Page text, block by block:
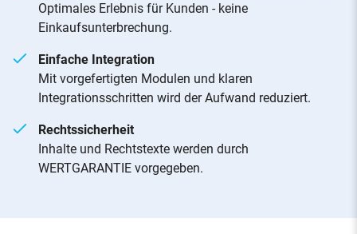
Optimales Erlebnis für Kunden - keine
Einkaufsunterbrechung.
Einfache Integration
Mit vorgefertigten Modulen und klaren
Integrationsschritten wird der Aufwand reduziert.
Rechtssicherheit
Inhalte und Rechtstexte werden durch
WERTGARANTIE vorgegeben.